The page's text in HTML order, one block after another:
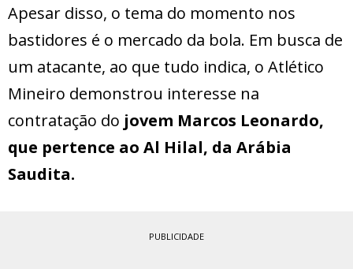
Apesar disso, o tema do momento nos
bastidores é o mercado da bola. Em busca de
um atacante, ao que tudo indica, o Atlético
Mineiro demonstrou interesse na
contratação do jovem Marcos Leonardo,
que pertence ao Al Hilal, da Arábia
Saudita.
PUBLICIDADE